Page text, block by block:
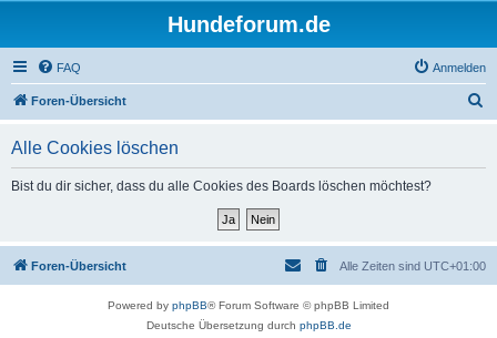
Hundeforum.de
FAQ Anmelden
Foren-Übersicht
Alle Cookies löschen
Bist du dir sicher, dass du alle Cookies des Boards löschen möchtest?
Foren-Übersicht Alle Zeiten sind UTC+01:00
Powered by phpBB® Forum Software © phpBB Limited
Deutsche Übersetzung durch phpBB.de